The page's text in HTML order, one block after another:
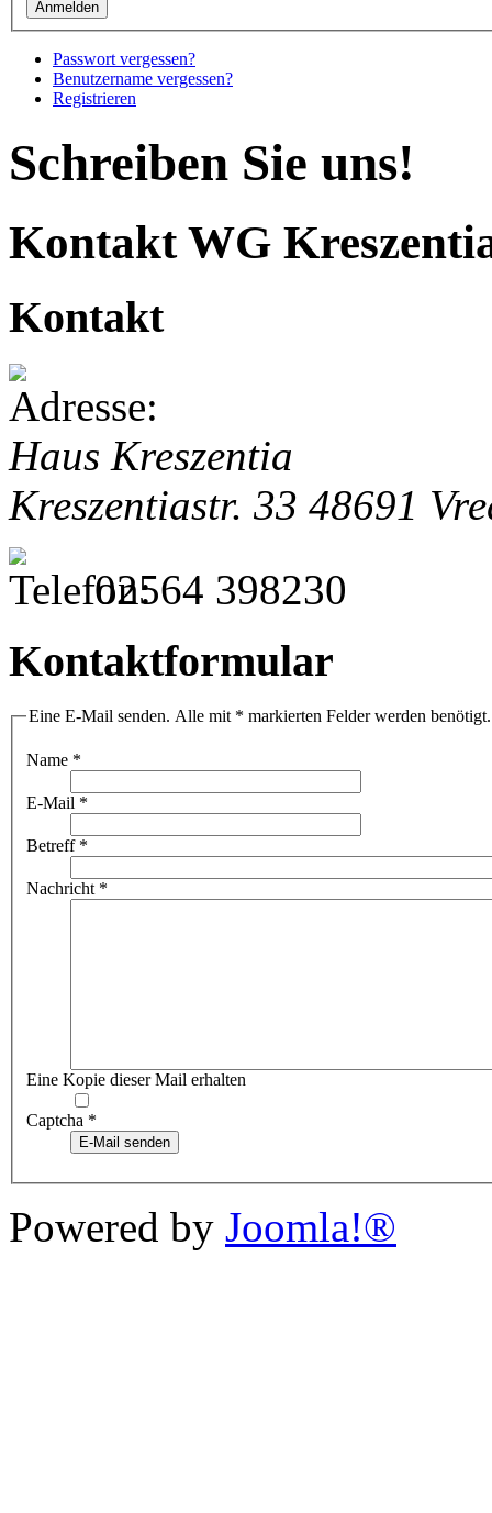
Passwort vergessen?
Benutzername vergessen?
Registrieren
Schreiben Sie uns!
Kontakt WG
Kontakt
Haus Kreszentia
Kreszentiastr. 33 48691
02564 398230
Kontaktformular
Eine E-Mail senden. Alle mit * markierten Felder werden benötigt.
Name *
E-Mail *
Betreff*
Nachricht *
Eine Kopie dieser Mail erhalten
Captcha *
E-Mail senden
Powered by Joomla!®